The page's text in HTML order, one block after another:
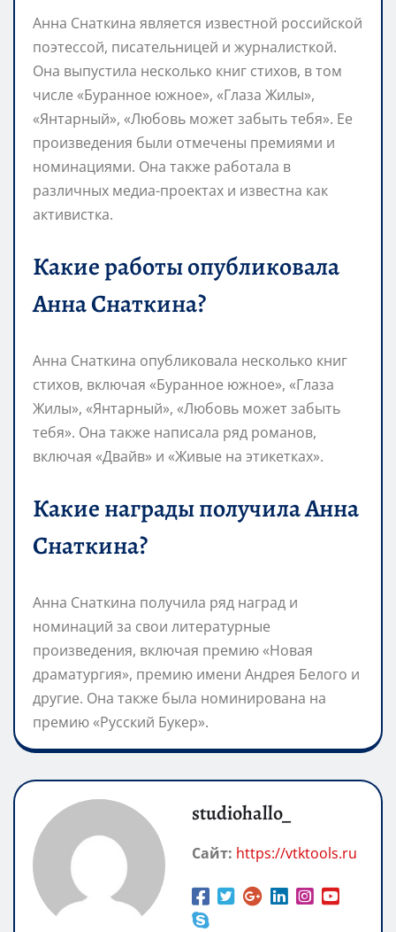
Анна Снаткина является известной российской
поэтессой, писательницей и журналисткой.
Она выпустила несколько книг стихов, в том
числе «Буранное южное», «Глаза Жилы»,
«Янтарный», «Любовь может забыть тебя». Ее
произведения были отмечены премиями и
номинациями. Она также работала в
различных медиа-проектах и известна как
активистка.
Какие работы опубликовала
Анна Снаткина?
Анна Снаткина опубликовала несколько книг
стихов, включая «Буранное южное», «Глаза
Жилы», «Янтарный», «Любовь может забыть
тебя». Она также написала ряд романов,
включая «Двайв» и «Живые на этикетках».
Какие награды получила Анна
Снаткина?
Анна Снаткина получила ряд наград и
номинаций за свои литературные
произведения, включая премию «Новая
драматургия», премию имени Андрея Белого и
другие. Она также была номинирована на
премию «Русский Букер».
studiohallo_
Сайт: https://vtktools.ru